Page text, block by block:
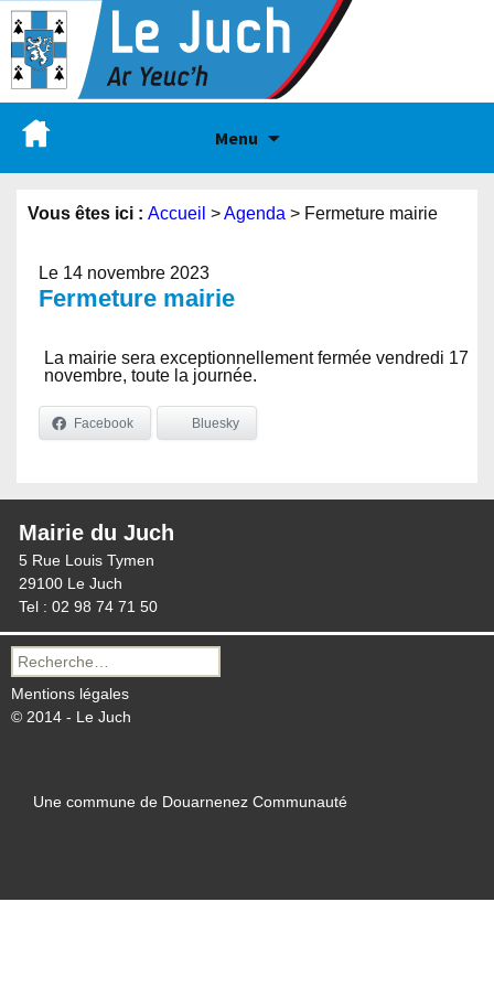
Menu
Vous êtes ici : Accueil >Agenda > Fermeture mairie
Le 14 novembre 2023
Fermeture mairie
La mairie sera exceptionnellement fermée vendredi 17
novembre, toute la journée.
Facebook Bluesky
Mairie du Juch
5 Rue Louis Tymen
29100 Le Juch
Tel : 02 98 74 71 50
Recherche
pour :
Mentions légales
© 2014 - Le Juch
Une commune de Douarnenez Communauté